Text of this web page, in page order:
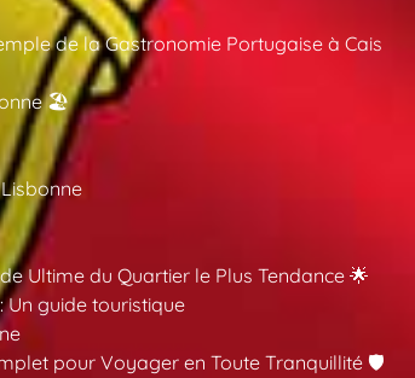
de la Gastronomie Portugaise à Cais
🏖️
Ultime du Quartier le Plus Tendance 🌟
Un guide touristique
pour Voyager en Toute Tranquillité 🛡️